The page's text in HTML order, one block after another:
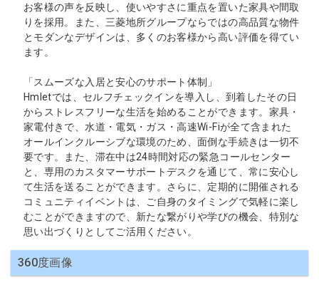
お客様の声を反映し、使いやすさに重点を置いた家具や間取
りを採用。また、三菱地所グループならではの高品質な物件
とモダンなデザインは、多くのお客様から高い評価を得てい
ます。
「スムーズな入居と安心のサポート体制」
Hmletでは、セルフチェックインを導入し、到着したその日
からストレスフリーな生活を始めることができます。家具・
家電付きで、水道・電気・ガス・高速Wi-Fiが全て含まれた
オールインクルーシブな環境のため、面倒な手続きは一切不
要です。また、滞在中は24時間対応の緊急コールセンター
と、専用のカスタマーサポートデスクを通じて、常に安心し
て生活を送ることができます。さらに、定期的に開催される
コミュニティイベントは、ご自身のタイミングで気軽に楽し
むことができますので、新たな繋がりや学びの機会、特別な
思い出づくりとしてご活用ください。
360度画像